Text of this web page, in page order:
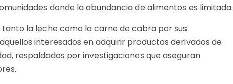
donde la abundancia de alimentos es limitada.
la leche como la carne de cabra por sus
interesados en adquirir productos derivados de
respaldados por investigaciones que aseguran